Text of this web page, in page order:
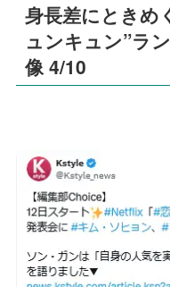
身長差にとき
ュンキュン”ラ
像 4/10